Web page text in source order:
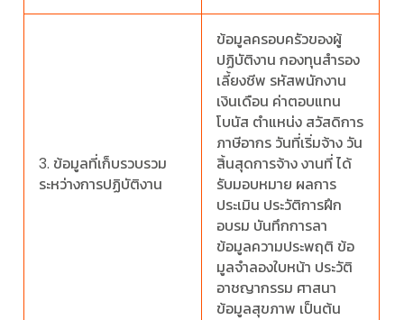
3. ข้อมูลที่เก็บรวบรวม
ระหว่างการปฏิบัติงาน
ข้อมูลครอบครัวของผู้
ปฏิบัติงาน กองทุนสํารอง
เลี้ยงชีพ รหัสพนักงาน
เงินเดือน ค่าตอบแทน
โบนัส ตําแหน่ง สวัสดิการ
ภาษีอากร วันที่เริ่มจ้าง วัน
สิ้นสุดการจ้าง งานที่ ได้
รับมอบหมาย ผลการ
ประเมิน ประวัติการฝึก
อบรม บันทึกการลา
ข้อมูลความประพฤติ ข้อ
มูลจําลองใบหน้า ประวัติ
อาชญากรรม ศาสนา
ข้อมูลสุขภาพ เป็นต้น